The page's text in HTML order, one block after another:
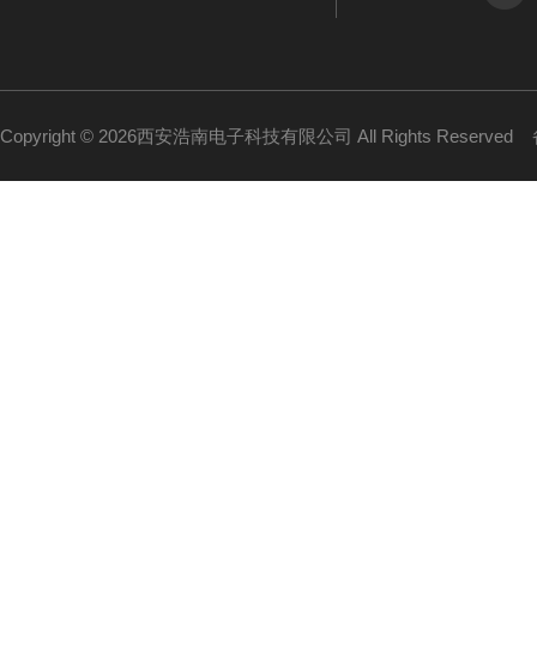
Copyright © 2026西安浩南电子科技有限公司 All Rights Reserved